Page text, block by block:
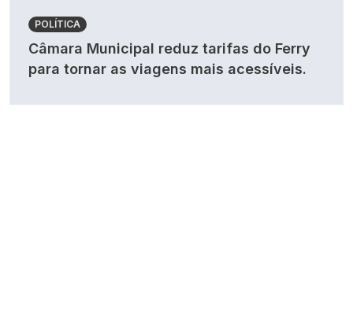
POLÍTICA
Câmara Municipal reduz tarifas do Ferry
para tornar as viagens mais acessíveis.